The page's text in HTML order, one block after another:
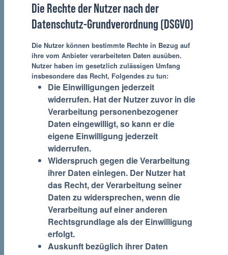
Die Rechte der Nutzer nach der
Datenschutz-Grundverordnung (DSGVO)
Die Nutzer können bestimmte Rechte in Bezug auf
ihre vom Anbieter verarbeiteten Daten ausüben.
Nutzer haben im gesetzlich zulässigen Umfang
insbesondere das Recht, Folgendes zu tun:
Die Einwilligungen jederzeit
widerrufen. Hat der Nutzer zuvor in die
Verarbeitung personenbezogener
Daten eingewilligt, so kann er die
eigene Einwilligung jederzeit
widerrufen.
Widerspruch gegen die Verarbeitung
ihrer Daten einlegen. Der Nutzer hat
das Recht, der Verarbeitung seiner
Daten zu widersprechen, wenn die
Verarbeitung auf einer anderen
Rechtsgrundlage als der Einwilligung
erfolgt.
Auskunft bezüglich ihrer Daten